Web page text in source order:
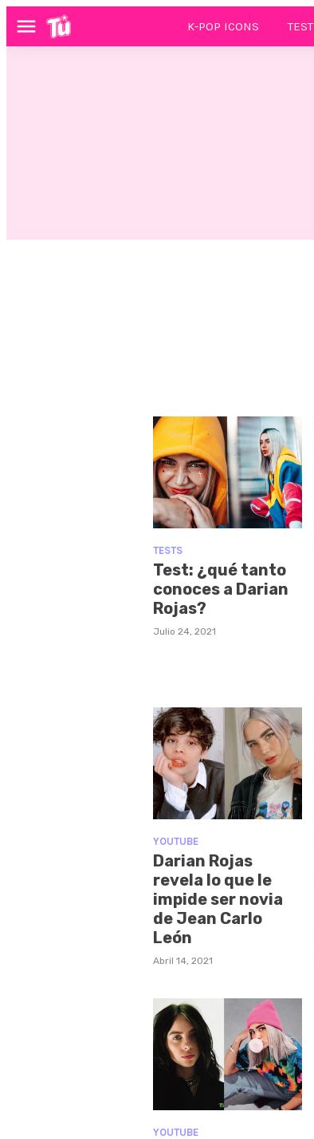
Menú K-POP ICONS TEST
TESTS
Test: ¿qué tanto
conoces a Darian
Rojas?
Julio 24, 2021
YOUTUBE
Darian Rojas
revela lo que le
impide ser novia
de Jean Carlo
León
Abril 14, 2021
YOUTUBE